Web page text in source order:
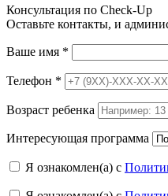
Консультация по Check-Up
Оставьте контакты, и
Ваше имя *
Телефон *
Возраст ребенка
Интересующая программа
Я ознакомлен(а) с